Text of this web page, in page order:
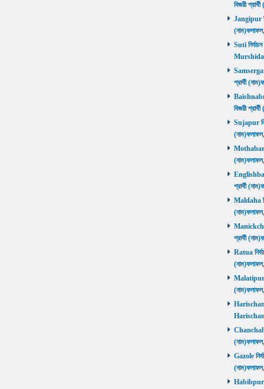
বিজয়ী
Jangipur
Suti
প্রার্থী
বিজয়ী
Sujapur
Mothabari
প্রার্থী
Maldaha
প্রার্থী
Ratua
Malatipur
Chanchal
Gazole
Habibpur